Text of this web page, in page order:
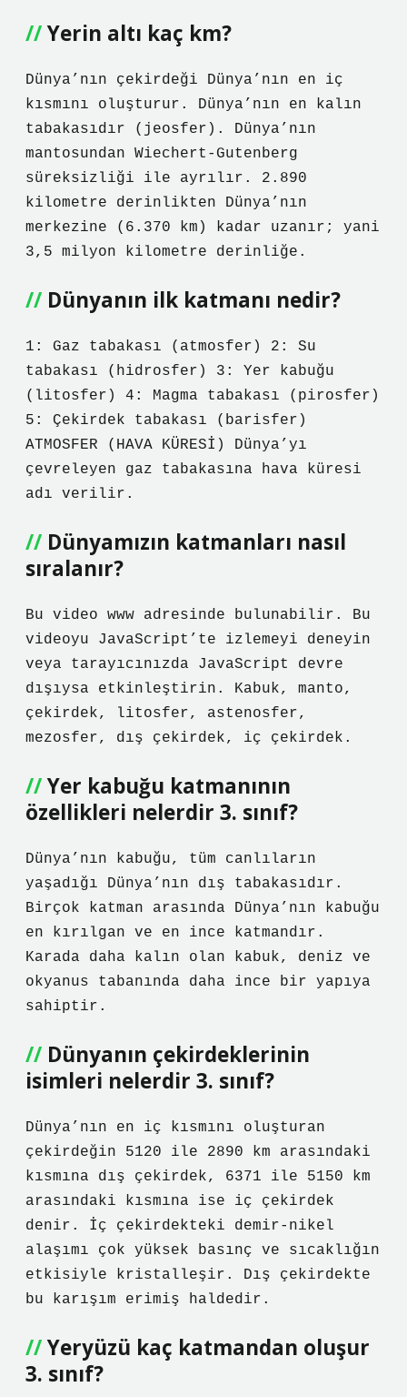
Yerin altı kaç km?
Dünya’nın çekirdeği Dünya’nın en iç
kısmını oluşturur. Dünya’nın en kalın
tabakasıdır (jeosfer). Dünya’nın
mantosundan Wiechert-Gutenberg
süreksizliği ile ayrılır. 2.890
kilometre derinlikten Dünya’nın
merkezine (6.370 km) kadar uzanır; yani
3,5 milyon kilometre derinliğe.
Dünyanın ilk katmanı nedir?
1: Gaz tabakası (atmosfer) 2: Su
tabakası (hidrosfer) 3: Yer kabuğu
(litosfer) 4: Magma tabakası (pirosfer)
5: Çekirdek tabakası (barisfer)
ATMOSFER (HAVA KÜRESİ) Dünya’yı
çevreleyen gaz tabakasına hava küresi
adı verilir.
Dünyamızın katmanları nasıl
sıralanır?
Bu video www adresinde bulunabilir. Bu
videoyu JavaScript’te izlemeyi deneyin
veya tarayıcınızda JavaScript devre
dışıysa etkinleştirin. Kabuk, manto,
çekirdek, litosfer, astenosfer,
mezosfer, dış çekirdek, iç çekirdek.
Yer kabuğu katmanının
özellikleri nelerdir 3. sınıf?
Dünya’nın kabuğu, tüm canlıların
yaşadığı Dünya’nın dış tabakasıdır.
Birçok katman arasında Dünya’nın kabuğu
en kırılgan ve en ince katmandır.
Karada daha kalın olan kabuk, deniz ve
okyanus tabanında daha ince bir yapıya
sahiptir.
Dünyanın çekirdeklerinin
isimleri nelerdir 3. sınıf?
Dünya’nın en iç kısmını oluşturan
çekirdeğin 5120 ile 2890 km arasındaki
kısmına dış çekirdek, 6371 ile 5150 km
arasındaki kısmına ise iç çekirdek
denir. İç çekirdekteki demir-nikel
alaşımı çok yüksek basınç ve sıcaklığın
etkisiyle kristalleşir. Dış çekirdekte
bu karışım erimiş haldedir.
Yeryüzü kaç katmandan oluşur
3. sınıf?